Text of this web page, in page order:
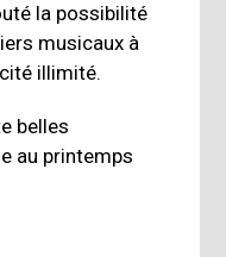
la possibilité
musicaux à
illimité.
belles
au printemps